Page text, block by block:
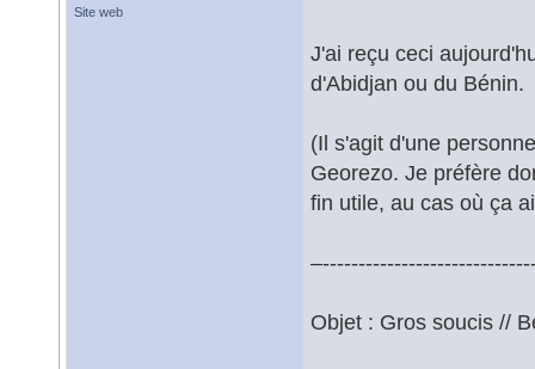
Site web
J'ai reçu ceci
d'Abidjan ou du Bénin.
(Il s'agit d'une
Georezo. Je préfère
fin utile, au cas où ça
Objet : Gros soucis //